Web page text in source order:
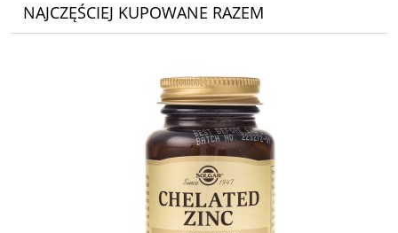
NAJCZĘŚCIEJ KUPOWANE RAZEM